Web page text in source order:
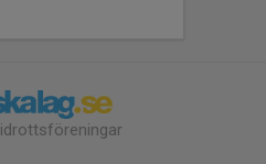
idrottsföreningar